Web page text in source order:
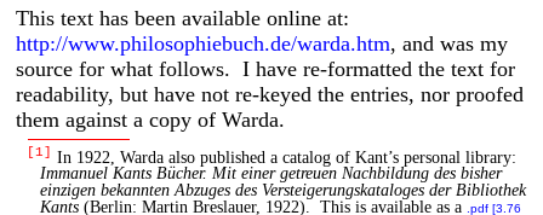
This text has been available online at:
http://www.philosophiebuch.de/warda.htm, and was my
source for what follows. I have re-formatted the text for
readability, but have not re-keyed the entries, nor proofed
them against a copy of Warda.
[1] In 1922, Warda also published a catalog of Kant’s personal library:
Immanuel Kants Bücher. Mit einer getreuen Nachbildung des bisher
einzigen bekannten Abzuges des Versteigerungskataloges der Bibliothek
Kants (Berlin: Martin Breslauer, 1922). This is available as a .pdf [3.76